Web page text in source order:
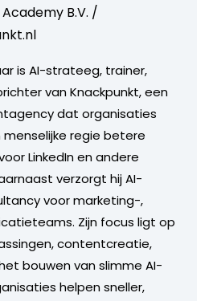
Academy B.V. /
is AI-strateeg, trainer,
van Knackpunkt, een
dat organisaties
regie betere
LinkedIn en andere
verzorgt hij AI-
voor marketing-,
Zijn focus ligt op
contentcreatie,
bouwen van slimme AI-
helpen sneller,